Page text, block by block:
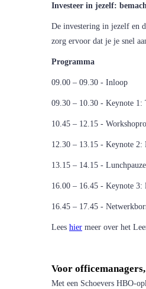
Investeer in jezelf:
De investering in jezelf en
zorg ervoor dat je je snel
Programma
09.00 – 09.30 - Inloop
09.30 – 10.30 - Keynote
10.45 – 12.15 -
12.30 – 13.15 - Keynote
13.15 – 14.15 -
16.00 – 16.45 - Keynote
16.45 – 17.45 -
Lees hier meer over het
Voor
Met een Schoevers HBO-